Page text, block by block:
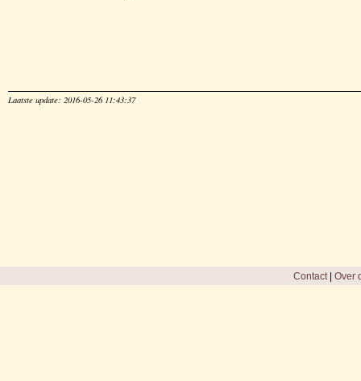
Laatste update: 2016-05-26 11:43:37
Contact| Over